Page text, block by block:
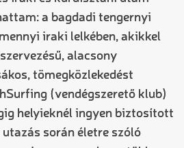
a bagdadi tengernyi
iraki lelkében, akikkel
alacsony
tömegközlekedést
(vendégszerető klub)
helyieknél ingyen biztosított
során életre szóló